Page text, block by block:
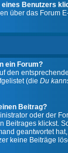
eines Benutzers
über das Forum
ein Forum?
den
(die Du
Beitrag?
oder der
Beitrages klickst.
geantwortet
keine Beiträge